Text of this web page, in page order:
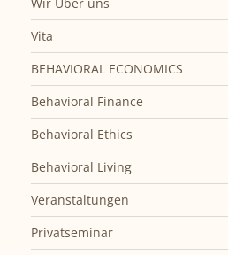
Vita
BEHAVIORAL ECONOMICS
Behavioral Finance
Behavioral Ethics
Behavioral Living
Veranstaltungen
Privatseminar